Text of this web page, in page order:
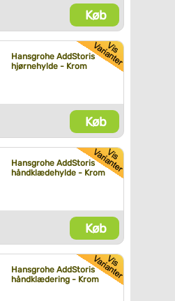
Køb
Hansgrohe AddStoris
hjørnehylde - Krom
Køb
Hansgrohe AddStoris
håndklædehylde - Krom
Køb
Hansgrohe AddStoris
håndklædering - Krom